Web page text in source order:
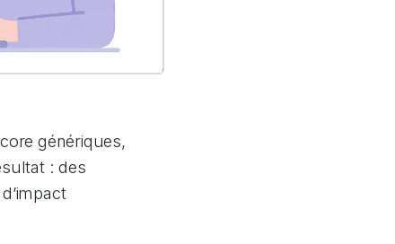
génériques,
: des